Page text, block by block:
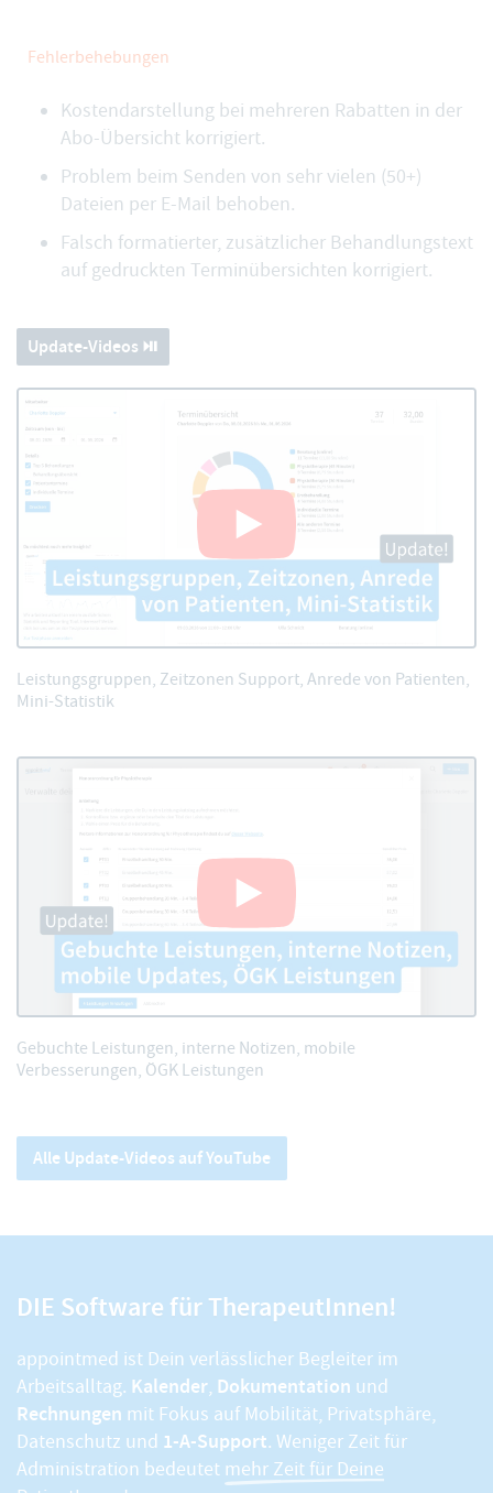
Fehlerbehebungen
Kostendarstellung bei mehreren Rabatten in der
Abo-Übersicht korrigiert.
Problem beim Senden von sehr vielen (50+)
Dateien per E-Mail behoben.
Falsch formatierter, zusätzlicher Behandlungstext
auf gedruckten Terminübersichten korrigiert.
Update-Videos ⏯️
Leistungsgruppen, Zeitzonen Support, Anrede von Patienten,
Mini-Statistik
Gebuchte Leistungen, interne Notizen, mobile
Verbesserungen, ÖGK Leistungen
Alle Update-Videos auf YouTube
DIE Software für TherapeutInnen!
appointmed ist Dein verlässlicher Begleiter im
Arbeitsalltag. Kalender, Dokumentation und
Rechnungen mit Fokus auf Mobilität, Privatsphäre,
Datenschutz und 1-A-Support. Weniger Zeit für
Administration bedeutet mehr Zeit für Deine